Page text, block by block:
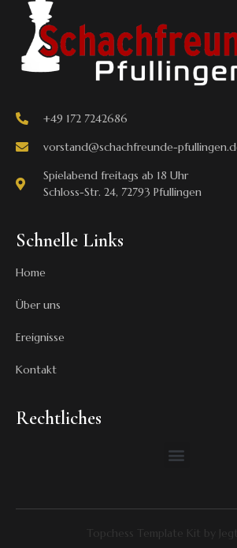
+49 172 7242686
vorstand@schachfreunde-
Spielabend freitags ab 18 Uhr
Schloss-Str. 24, 72793 Pfullingen
Schnelle Links
Home
Über uns
Ereignisse
Kontakt
Rechtliches
Topchess Template Kit by